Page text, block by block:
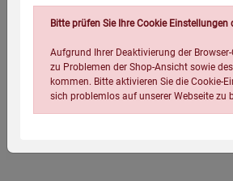
Eigenschaften
Bitte prüfen Sie Ihre Cookie Einstellungen
Aufgrund Ihrer Deaktivierung der
zu Problemen der Shop-Ansicht sowie
kommen. Bitte aktivieren Sie die Cookie-
sich problemlos auf unserer Webseite zu